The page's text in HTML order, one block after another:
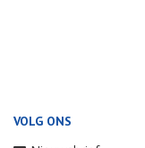
VOLG ONS